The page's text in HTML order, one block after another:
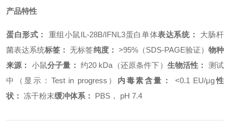
产品特性
蛋白形式： 重组小鼠IL-28B/IFNL3蛋白单体表达系统：
大肠杆
菌表达系统标签： 无标签纯度： >95%（SDS-PAGE验证） 物种
来源：
小鼠分子量： 约20 kDa（还原条件下） 生物活性：
测试
中（显示：Test in progress） 内毒素含量： <0.1 EU/μg性
状： 冻干粉末缓冲体系： PBS， pH 7.4